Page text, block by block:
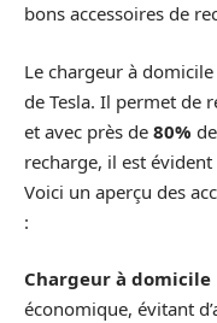
bons accessoires de
Le chargeur à
de Tesla. Il permet de
et avec près de 80%
recharge, il est
Voici un aperçu des
:
Chargeur à domicile
économique, évitant